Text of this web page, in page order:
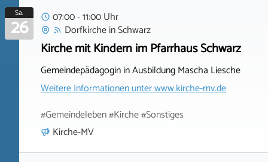
Sa.
26
07:00 - 11:00 Uhr
DorfkircheinSchwarz
Kirche mit Kindern im Pfarrhaus Schwarz
Gemeindepädagogin in Ausbildung Mascha Liesche
Weitere Informationen unterwww.kirche-mv.de
#Gemeindeleben #Kirche #Sonstiges
Kirche-MV